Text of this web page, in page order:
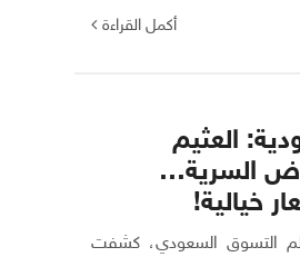
أكمل القراءة
العثيم
السرية…
خيالية!
التسوق السعودي، كشفت